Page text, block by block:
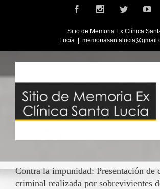
FacebookInstagramTwitter
Sitio de Memoria Ex Clínica
Lucía
Contra la impunidad: Presentación de
criminal realizada por sobrevivientes